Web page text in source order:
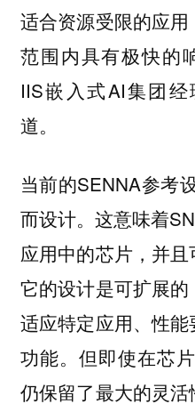
适合资源受限的应
范围内具有极快的
IIS嵌入式AI集团经
道。
当前的SENNA参考
而设计。这意味着
应用中的芯片，并且
它的设计是可扩展
适应特定应用、性
功能。但即使在芯
仍保留了最大的灵